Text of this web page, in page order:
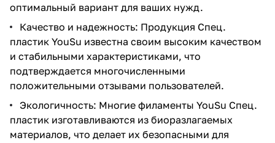
оптимальный вариант для ваших нужд.
Качество и надежность: Продукция Спец.
пластик YouSu известна своим высоким качеством
и стабильными характеристиками, что
подтверждается многочисленными
положительными отзывами пользователей.
Экологичность: Многие филаменты YouSu Спец.
пластик изготавливаются из биоразлагаемых
материалов, что делает их безопасными для